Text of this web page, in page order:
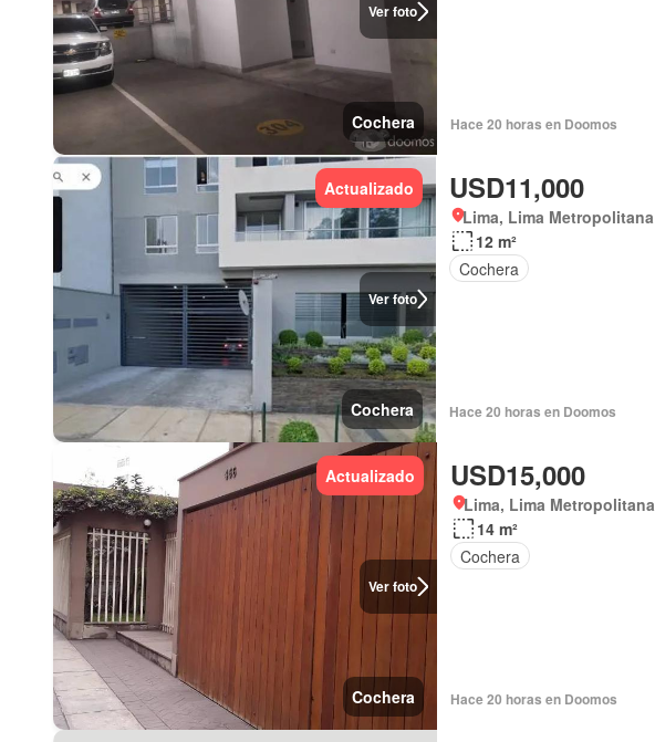
Ver foto
Cochera Hace 20 horas en Doomos
Ver foto
Actualizado
Cochera
USD11,000
Lima, Lima Metropolitana
12 m²
Cochera
Hace 20 horas en Doomos
Ver foto
Actualizado
Cochera
USD15,000
Lima, Lima Metropolitana
14 m²
Cochera
Hace 20 horas en Doomos